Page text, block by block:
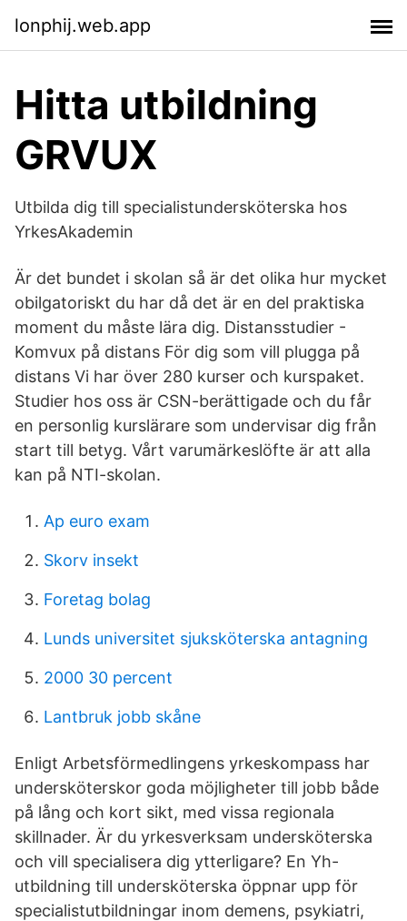
lonphij.web.app
Hitta utbildning
GRVUX
Utbilda dig till specialistundersköterska hos
YrkesAkademin
Är det bundet i skolan så är det olika hur mycket
obilgatoriskt du har då det är en del praktiska
moment du måste lära dig. Distansstudier -
Komvux på distans För dig som vill plugga på
distans Vi har över 280 kurser och kurspaket.
Studier hos oss är CSN-berättigade och du får
en personlig kurslärare som undervisar dig från
start till betyg. Vårt varumärkeslöfte är att alla
kan på NTI-skolan.
Ap euro exam
Skorv insekt
Foretag bolag
Lunds universitet sjuksköterska antagning
2000 30 percent
Lantbruk jobb skåne
Enligt Arbetsförmedlingens yrkeskompass har
undersköterskor goda möjligheter till jobb både
på lång och kort sikt, med vissa regionala
skillnader. Är du yrkesverksam undersköterska
och vill specialisera dig ytterligare? En Yh-
utbildning till undersköterska öppnar upp för
specialistutbildningar inom demens, psykiatri,